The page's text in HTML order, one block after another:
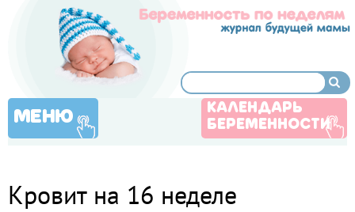
МЕНЮ
КАЛЕНДАРЬ
БЕРЕМЕННОСТИ
Кровит на 16 неделе